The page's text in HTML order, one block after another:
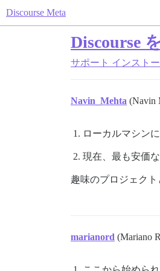
Discourse Meta
Discourse
サポート インスト
Navin_Mehta (Navin
ローカルマシン
現在、最も安価
趣味のプロジェク
marianord (Mariano